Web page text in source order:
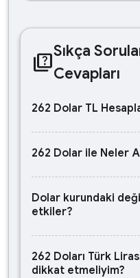
quizSıkça
Cevapları
262 Dolar TL
262 Dolar ile Neler
Dolar kurundaki
etkiler?
262 Doları Türk
dikkat etmeliyim?